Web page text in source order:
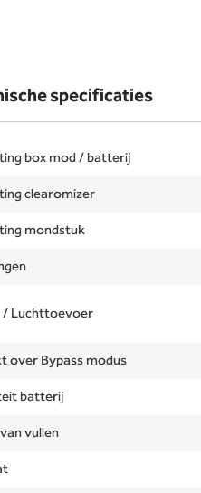
specificaties
box mod / batterij
clearomizer
mondstuk
Luchttoevoer
over Bypass modus
batterij
vullen